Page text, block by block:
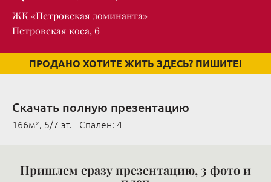
ЖК «Петровская доминанта»
Петровская коса, 6
ПРОДАНО ХОТИТЕ ЖИТЬ ЗДЕСЬ? ПИШИТЕ!
Скачать полную презентацию
166м², 5/7 эт. Cпален: 4
Пришлем сразу презентацию, 3 фото и